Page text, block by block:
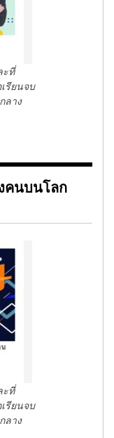
ะที่
รียนจบ
ลาง
คนบนโลก
ะที่
รียนจบ
ลาง